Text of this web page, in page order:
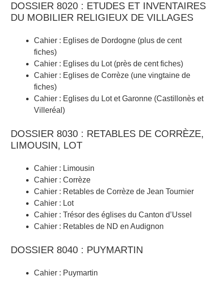
DOSSIER 8020 : ETUDES ET INVENTAIRES
DU MOBILIER RELIGIEUX DE VILLAGES
Cahier : Eglises de Dordogne (plus de cent
fiches)
Cahier : Eglises du Lot (près de cent fiches)
Cahier : Eglises de Corrèze (une vingtaine de
fiches)
Cahier : Eglises du Lot et Garonne (Castillonès et
Villeréal)
DOSSIER 8030 : RETABLES DE CORRÈZE,
LIMOUSIN, LOT
Cahier : Limousin
Cahier : Corrèze
Cahier : Retables de Corrèze de Jean Tournier
Cahier : Lot
Cahier : Trésor des églises du Canton d’Ussel
Cahier : Retables de ND en Audignon
DOSSIER 8040 : PUYMARTIN
Cahier : Puymartin